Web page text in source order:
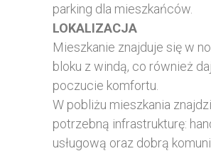
parking dla mieszkańców.
LOKALIZACJA
Mieszkanie znajduje się w
bloku z windą, co również
poczucie komfortu.
W pobliżu mieszkania
potrzebną infrastrukturę:
usługową oraz dobrą